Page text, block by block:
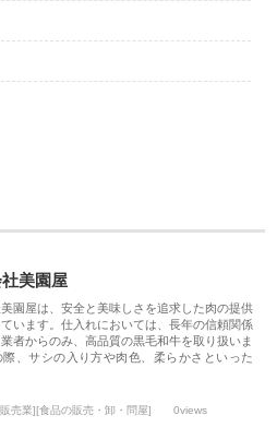
美園屋
園屋は、安全と美味しさを追求した肉の提供
います。仕入れにおいては、長年の信頼関係
者からのみ、高品質の黒毛和牛を取り扱いま
際、サシの入り方や肉色、柔らかさといった
売業][食品の販売・卸・問屋] 0views